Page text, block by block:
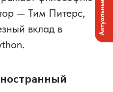
— Тим Питерс,
вклад в